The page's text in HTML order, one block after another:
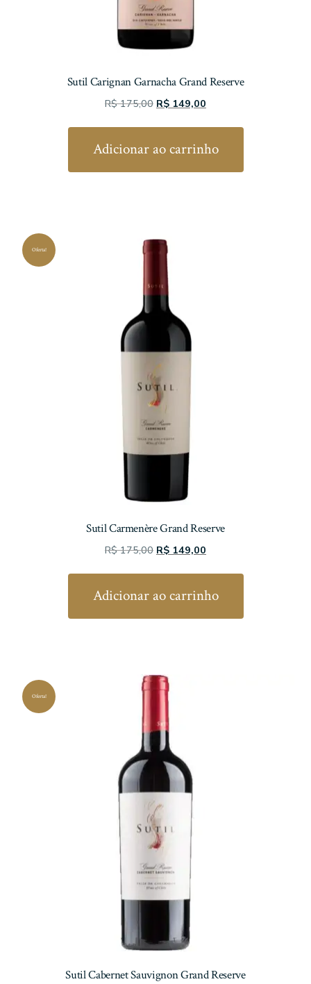
Sutil Carignan Garnacha Grand Reserve
R$175,00 O
era:
R$ 175,00.
R$ 149,00
é:
R$ 149,00.
Adicionar ao carrinho
Oferta!
Sutil Carmenère Grand Reserve
R$175,00 O
era:
R$ 175,00.
R$ 149,00
é:
R$ 149,00.
Adicionar ao carrinho
Oferta!
Sutil Cabernet Sauvignon Grand Reserve